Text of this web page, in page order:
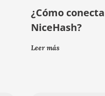
¿Cómo
NiceHash?
Leer más